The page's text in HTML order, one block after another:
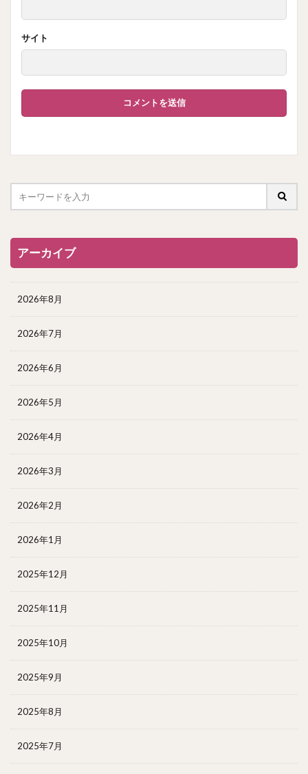
サイト
アーカイブ
2026年8月
2026年7月
2026年6月
2026年5月
2026年4月
2026年3月
2026年2月
2026年1月
2025年12月
2025年11月
2025年10月
2025年9月
2025年8月
2025年7月